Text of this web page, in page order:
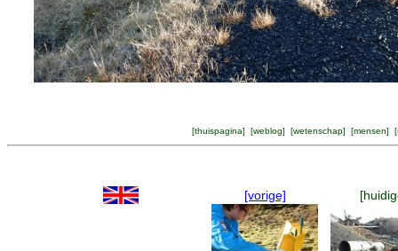
[thuispagina] [weblog] [wetenschap] [mensen] [
[vorige]